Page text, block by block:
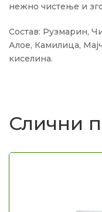
нежно чистење и
Состав: Рузмарин,
Алое, Камилица,
киселина.
Слични